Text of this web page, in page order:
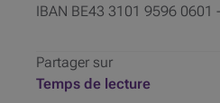
IBAN BE43 3101 9596 0601
Partager sur
Temps de lecture